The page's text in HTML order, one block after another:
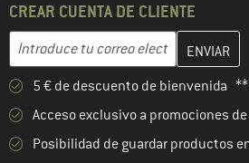
CREAR CUENTA DE CLIENTE
Dirección de correo electrónico
Introduce aquí tu dirección de correo
5 € de descuento de bienvenida **
Acceso exclusivo a promociones
Posibilidad de guardar productos